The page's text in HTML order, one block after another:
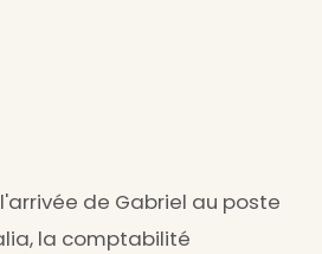
l'arrivée de Gabriel au poste
la comptabilité